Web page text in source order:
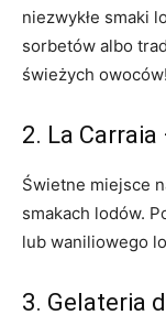
niezwykłe smaki
sorbetów albo
świeżych owoców!
2. La
Świetne miejsce
smakach lodów.
lub waniliowego⁢
3. Gelateria